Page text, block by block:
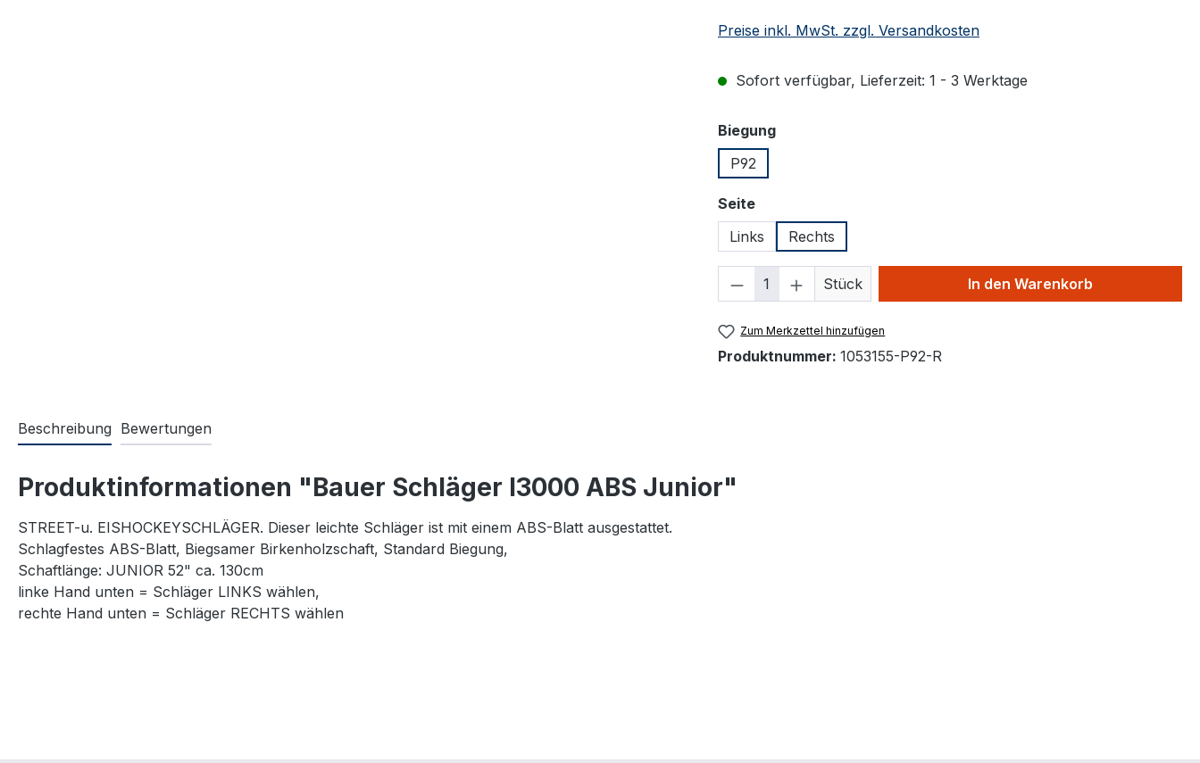
Preise inkl. MwSt. zzgl. Versandkosten
Sofort verfügbar, Lieferzeit: 1 - 3 Werktage
Biegungauswählen
P92
Seiteauswählen
Links
Rechts
Produkt Anzahl: Gib den gewünschten Wert
Stück In den Warenkorb
Zum Merkzettel hinzufügen
Produktnummer: 1053155-P92-R
Beschreibung Bewertungen
Produktinformationen "Bauer Schläger I3000 ABS Junior"
STREET-u. EISHOCKEYSCHLÄGER. Dieser leichte Schläger ist mit einem ABS-Blatt ausgestattet.
Schlagfestes ABS-Blatt, Biegsamer Birkenholzschaft, Standard Biegung,
Schaftlänge: JUNIOR 52" ca. 130cm
linke Hand unten = Schläger LINKS wählen,
rechte Hand unten = Schläger RECHTS wählen